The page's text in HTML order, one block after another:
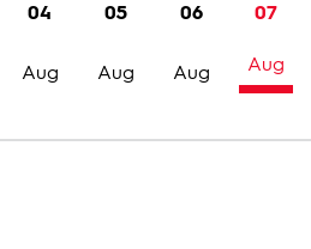
Trailer
Bilder
04
Aug
05
Aug
06
Aug
07
Aug